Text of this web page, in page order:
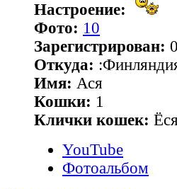
Настроение:
Фото: 10
Зарегистрирован:
Откуда:
Имя: Ася
Кошки: 1
Клички кошек:
YouTube
Фотоальбом